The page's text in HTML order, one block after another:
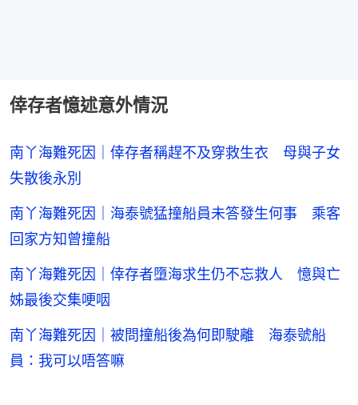
倖存者憶述意外情況
南丫海難死因｜倖存者稱趕不及穿救生衣 母與子女
失散後永別
南丫海難死因｜海泰號猛撞船員未答發生何事 乘客
回家方知曾撞船
南丫海難死因｜倖存者墮海求生仍不忘救人 憶與亡
姊最後交集哽咽
南丫海難死因｜被問撞船後為何即駛離 海泰號船
員：我可以唔答嘛